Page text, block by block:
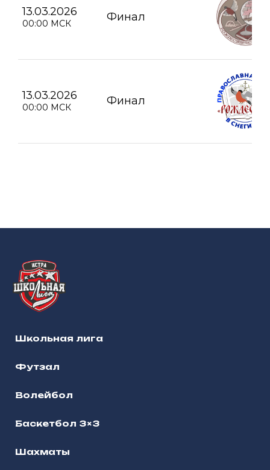
13.03.2026
00:00 МСК Финал
13.03.2026
00:00 МСК Финал
Школьная лига
Футзал
Волейбол
Баскетбол 3×3
Шахматы